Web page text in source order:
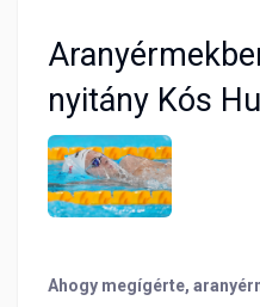
nyitány Kós
Ahogy megígérte,